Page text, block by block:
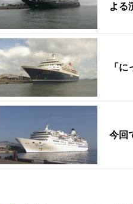
よる
「
今回